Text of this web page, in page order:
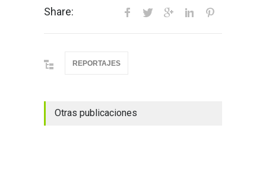
Share:
REPORTAJES
Otras publicaciones